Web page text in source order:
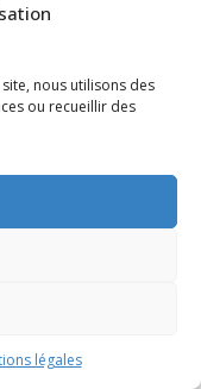
nous utilisons des
ou recueillir des
légales
faveur du